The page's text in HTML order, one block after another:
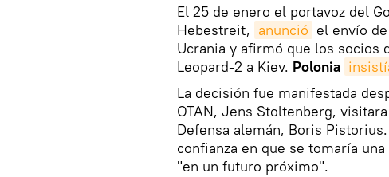
El 25 de enero el portavoz del
Hebestreit, anunció el envío
Ucrania y afirmó que los socios
Leopard-2 a Kiev. Polonia
La decisión fue manifestada
OTAN, Jens Stoltenberg,
Defensa alemán, Boris
confianza en que se tomaría
"en un futuro próximo".